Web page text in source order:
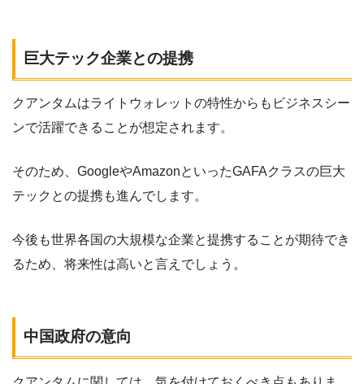
巨大テック企業との提携
クアンタムはライトウォレットの特性からもビジネスシー
ンで活躍できることが想定されます。
そのため、GoogleやAmazonといったGAFAクラスの巨大
テックとの提携も進んでします。
今後も世界各国の大規模な企業と提携することが期待でき
るため、将来性は高いと言えでしょう。
中国政府の意向